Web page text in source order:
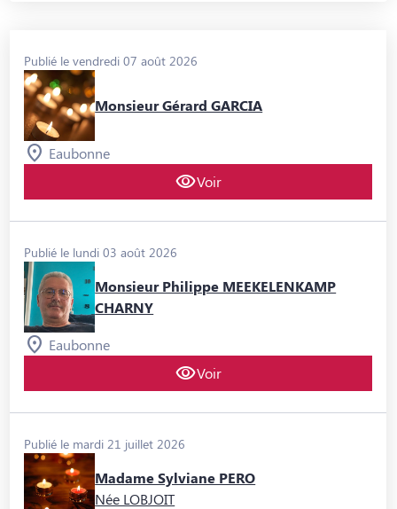
Publié le vendredi 07 août 2026
Monsieur Gérard GARCIA
Eaubonne
Voir
Publié le lundi 03 août 2026
Monsieur Philippe MEEKELENKAMP
CHARNY
Eaubonne
Voir
Publié le mardi 21 juillet 2026
Madame Sylviane PERO
Née LOBJOIT